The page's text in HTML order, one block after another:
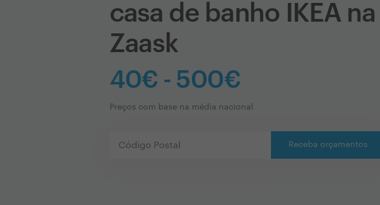
casa de banho IKEA na
Zaask
40€ - 500€
Preços com base na média nacional
Receba orçamentos